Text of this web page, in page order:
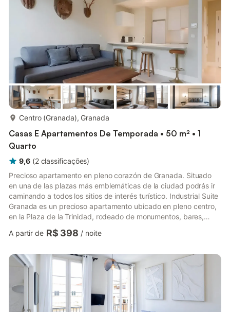
del apartamento. Todo el apartamento está disponible para ...
Centro (Granada), Granada
Casas E Apartamentos De Temporada • 50 m² • 1
Quarto
9,6 (2 classificações)
Precioso apartamento en pleno corazón de Granada. Situado
en una de las plazas más emblemáticas de la ciudad podrás ir
caminando a todos los sitios de interés turístico. Industrial Suite
Granada es un precioso apartamento ubicado en pleno centro,
en la Plaza de la Trinidad, rodeado de monumentos, bares,
restaurantes, comercios y parkings, lo que hará de tu visita a la
ciudad una experiencia cómoda y fácil. El apartamento consta
luminoso y espacioso salón de techos altos con cocina
americana y un baño completo. El apartamento se encuentra
A partir de R$ 398 / noite